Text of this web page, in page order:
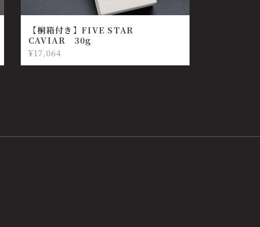
【桐箱付き】FIVE STAR
CAVIAR 30g
¥17,064